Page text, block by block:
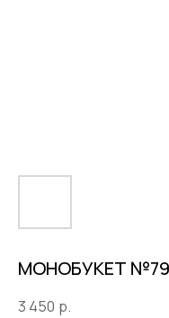
МОНОБУКЕТ №79
3 450 р.